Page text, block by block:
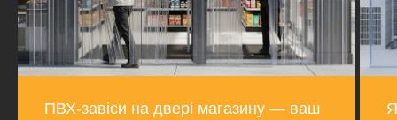
ПВХ-завіси на двері магазину — ваш